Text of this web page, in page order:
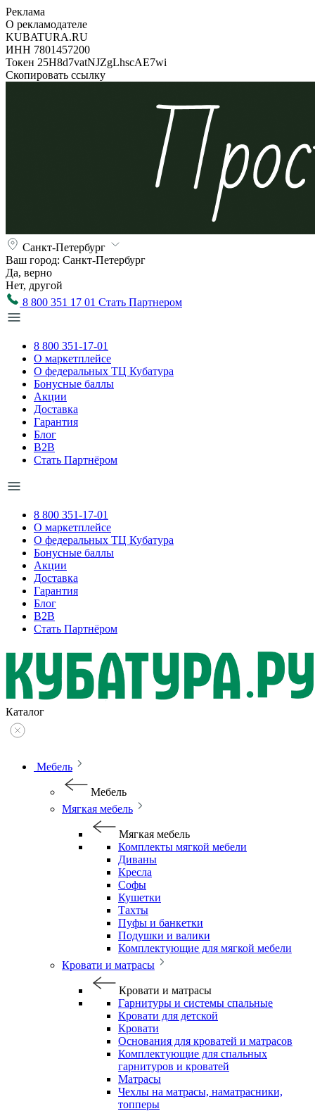
Реклама
О рекламодателе
KUBATURA.RU
ИНН 7801457200
Токен 25H8d7vatNJZgLhscAE7wi
Скопировать ссылку
Санкт-Петербург
Ваш город: Санкт-Петербург
Да, верно
Нет, другой
8 800 351 17 01 Стать Партнером
8 800 351-17-01
О маркетплейсе
О федеральных ТЦ Кубатура
Бонусные баллы
Акции
Доставка
Гарантия
Блог
B2B
Стать Партнёром
8 800 351-17-01
О маркетплейсе
О федеральных ТЦ Кубатура
Бонусные баллы
Акции
Доставка
Гарантия
Блог
B2B
Стать Партнёром
Каталог
Мебель
Мебель
Мягкая мебель
Мягкая мебель
Комплекты мягкой мебели
Диваны
Кресла
Софы
Кушетки
Тахты
Пуфы и банкетки
Подушки и валики
Комплектующие для мягкой мебели
Кровати и матрасы
Кровати и матрасы
Гарнитуры и системы спальные
Кровати для детской
Кровати
Основания для кроватей и матрасов
Комплектующие для спальных
гарнитуров и кроватей
Матрасы
Чехлы на матрасы, наматрасники,
топперы